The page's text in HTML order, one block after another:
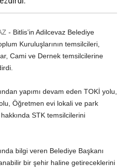
- Bitlis’in Adilcevaz Belediye
Kuruluşlarının temsilcileri,
Cami ve Dernek temsilcilerine
yapımı devam eden TOKİ yolu,
Öğretmen evi lokali ve park
STK temsilcilerini
bilgi veren Belediye Başkanı
bir şehir haline getireceklerini